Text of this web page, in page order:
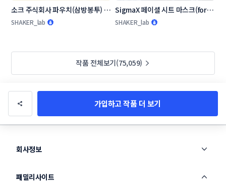
소크 주식회사 파우치(삼방봉투) 콘
테스트
SHAKER_lab
SigmaX 페이셜 시트 마스크(for
man) 패키지 디자인
SHAKER_lab
작품 전체보기(75,059)
가입하고 작품 더 보기
회사정보
패밀리사이트